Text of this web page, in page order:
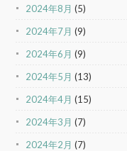
2024年8月 (5)
2024年7月 (9)
2024年6月 (9)
2024年5月 (13)
2024年4月 (15)
2024年3月 (7)
2024年2月 (7)